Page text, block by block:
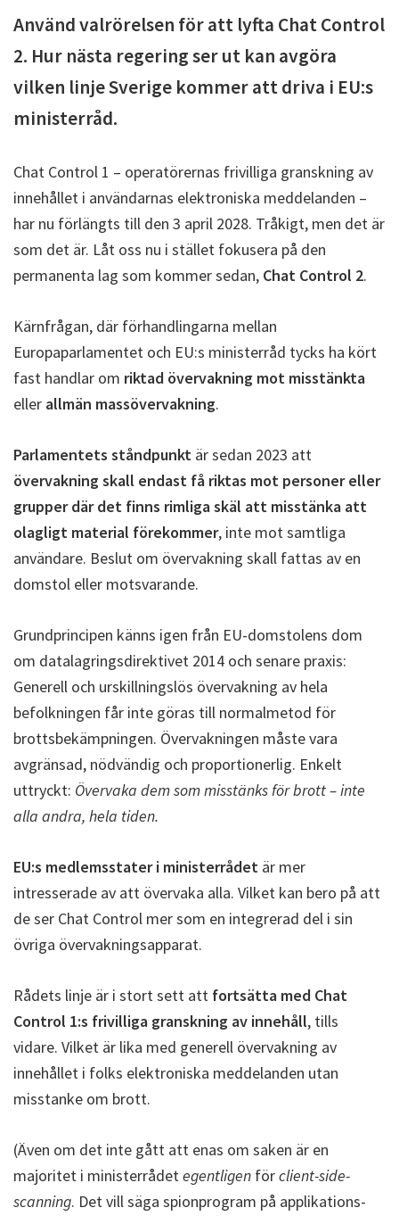
Använd valrörelsen för att lyfta Chat Control
2. Hur nästa regering ser ut kan avgöra
vilken linje Sverige kommer att driva i EU:s
ministerråd.
Chat Control 1 – operatörernas frivilliga granskning av
innehållet i användarnas elektroniska meddelanden –
har nu förlängts till den 3 april 2028. Tråkigt, men det är
som det är. Låt oss nu i stället fokusera på den
permanenta lag som kommer sedan, Chat Control 2.
Kärnfrågan, där förhandlingarna mellan
Europaparlamentet och EU:s ministerråd tycks ha kört
fast handlar om riktad övervakning mot misstänkta
eller allmän massövervakning.
Parlamentets ståndpunkt är sedan 2023 att
övervakning skall endast få riktas mot personer eller
grupper där det finns rimliga skäl att misstänka att
olagligt material förekommer, inte mot samtliga
användare. Beslut om övervakning skall fattas av en
domstol eller motsvarande.
Grundprincipen känns igen från EU-domstolens dom
om datalagringsdirektivet 2014 och senare praxis:
Generell och urskillningslös övervakning av hela
befolkningen får inte göras till normalmetod för
brottsbekämpningen. Övervakningen måste vara
avgränsad, nödvändig och proportionerlig. Enkelt
uttryckt: Övervaka dem som misstänks för brott – inte
alla andra, hela tiden.
EU:s medlemsstater i ministerrådet är mer
intresserade av att övervaka alla. Vilket kan bero på att
de ser Chat Control mer som en integrerad del i sin
övriga övervakningsapparat.
Rådets linje är i stort sett att fortsätta med Chat
Control 1:s frivilliga granskning av innehåll, tills
vidare. Vilket är lika med generell övervakning av
innehållet i folks elektroniska meddelanden utan
misstanke om brott.
(Även om det inte gått att enas om saken är en
majoritet i ministerrådetegentligen förclient-side-
scanning. Det vill säga spionprogram på applikations-